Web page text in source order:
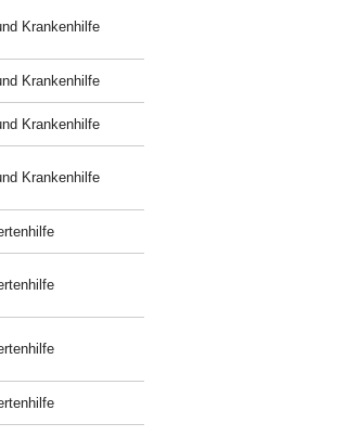
Krankenhilfe
Krankenhilfe
Krankenhilfe
Krankenhilfe